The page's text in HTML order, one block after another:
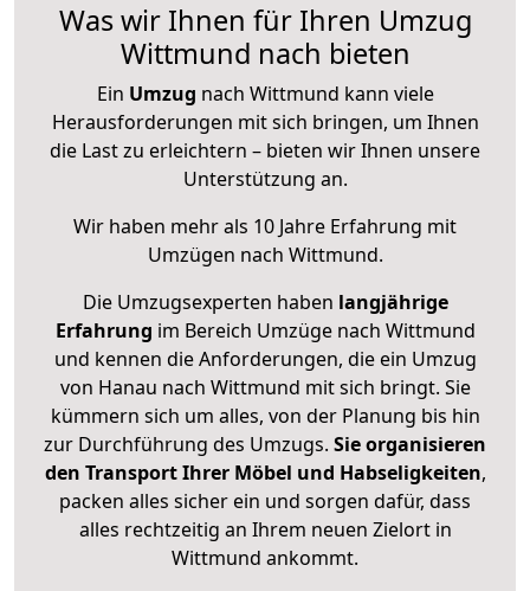
Was wir Ihnen für Ihren Umzug
Wittmund nach bieten
Ein Umzug nach Wittmund kann viele
Herausforderungen mit sich bringen, um Ihnen
die Last zu erleichtern – bieten wir Ihnen unsere
Unterstützung an.
Wir haben mehr als 10 Jahre Erfahrung mit
Umzügen nach Wittmund.
Die Umzugsexperten haben langjährige
Erfahrung im Bereich Umzüge nach Wittmund
und kennen die Anforderungen, die ein Umzug
von Hanau nach Wittmund mit sich bringt. Sie
kümmern sich um alles, von der Planung bis hin
zur Durchführung des Umzugs. Sie organisieren
den Transport Ihrer Möbel und Habseligkeiten,
packen alles sicher ein und sorgen dafür, dass
alles rechtzeitig an Ihrem neuen Zielort in
Wittmund ankommt.